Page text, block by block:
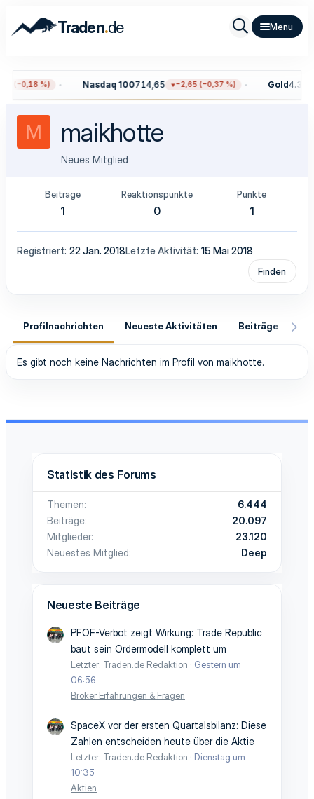
Traden.de
(−0,18 %) Nasdaq 100714,65 −2,65 (−0,37 %) Gold
M maikhotte
Neues Mitglied
Beiträge
1
Reaktionspunkte
0
Punkte
1
Registriert 22 Jan. 2018Letzte Aktivität 15 Mai 2018
Finden
Profilnachrichten Neueste Aktivitäten Beiträge
Es gibt noch keine Nachrichten im Profil von maikhotte.
Statistik des Forums
Themen
6.444
Beiträge
20.097
Mitglieder
23.120
Neuestes Mitglied
Deep
Neueste Beiträge
PFOF-Verbot zeigt Wirkung: Trade Republic
baut sein Ordermodell komplett um
Letzter: Traden.de Redaktion
Gestern um
06:56
Broker Erfahrungen & Fragen
SpaceX vor der ersten Quartalsbilanz: Diese
Zahlen entscheiden heute über die Aktie
Letzter: Traden.de Redaktion
Dienstag um
10:35
Aktien